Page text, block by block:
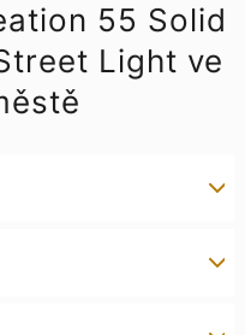
55 Solid
Light ve